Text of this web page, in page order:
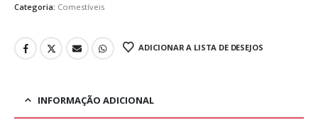
Categoria: Comestíveis
ADICIONAR A LISTA DE DESEJOS
INFORMAÇÃO ADICIONAL